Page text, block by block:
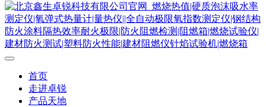
首页
走进卓锐
产品天地